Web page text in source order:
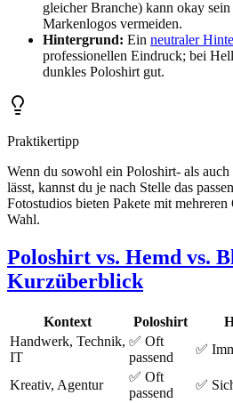
gleicher Branche) kann okay
Markenlogos vermeiden.
Hintergrund: Ein neutraler
professionellen Eindruck; bei
dunkles Poloshirt gut.
Praktikertipp
Wenn du sowohl ein Poloshirt- als
lässt, kannst du je nach Stelle das
Fotostudios bieten Pakete mit
Wahl.
Poloshirt vs. Hemd vs.
Kurzüberblick
Kontext Poloshirt
Handwerk, Technik,
IT
✅ Oft
passend
✅
Kreativ, Agentur
✅ Oft
passend
✅